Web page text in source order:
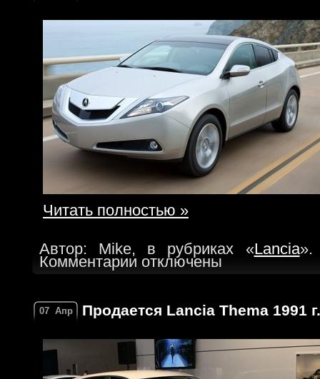
Читать полностью »
Автор: Mike, в рубриках «Lancia».
Комментарии отключены
07 Апр Продается Lancia Thema 1991 г.